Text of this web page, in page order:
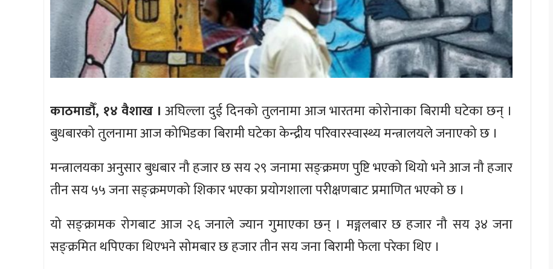
काठमाडौँ, १४ वैशाख । अघिल्ला दुई दिनको तुलनामा आज भारतमा कोरोनाका बिरामी घटेका छन् ।
बुधबारको तुलनामा आज कोभिडका बिरामी घटेका केन्द्रीय परिवारस्वास्थ्य मन्त्रालयले जनाएको छ ।
मन्त्रालयका अनुसार बुधबार नौ हजार छ सय २९ जनामा सङ्क्रमण पुष्टि भएको थियो भने आज नौ हजार
तीन सय ५५ जना सङ्क्रमणको शिकार भएका प्रयोगशाला परीक्षणबाट प्रमाणित भएको छ ।
यो सङ्क्रामक रोगबाट आज २६ जनाले ज्यान गुमाएका छन् । मङ्गलबार छ हजार नौ सय ३४ जना
सङ्क्रमित थपिएका थिएभने सोमबार छ हजार तीन सय जना बिरामी फेला परेका थिए ।